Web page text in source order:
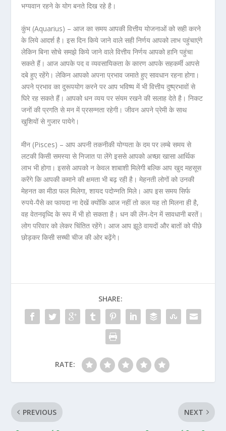
भग्यवान रहने के योग बनते दिख रहे है।
कुंभ (Aquarius) – आज का समय आपकी वित्तीय योजनाओं को सही करने
के लिये आदर्श है। इस दिन किये जाने वाले सही निर्णय आपको लाभ पहुंचाएंगे
लेकिन बिना सोचे समझे किये जाने वाले वित्तीय निर्णय आपको हानि पहुंचा
सकते हैं। आज आपके पद व व्यवसायिकता के कारण आपके सहकर्मी आपसे
दबे हुए रहेंगे। लेकिन आपको अपना प्रभाव जमाते हुए सावधान रहना होगा।
अपने प्रभाव का दुरूपयोग करने पर आप भविष्य में भी वित्तीय दुष्प्रभावों से
घिरे रह सकते हैं। आपको धन व्यय पर संयम रखने की सलाह देते है। निकट
जनों की प्रगति से मन में प्रसन्नता रहेगी। जीवन अपने प्रेमी के साथ
खुशियों से गुजार पायेगे।
मीन (Pisces) – आप अपनी तकनीकी योग्यता के दम पर लम्बे समय से
लटकी किसी समस्या से निजात पा लेंगे इससे आपको अच्छा खासा आर्थिक
लाभ भी होगा। इससे आपको न केवल शाबाशी मिलेगी बल्कि आप खुद महसूस
करेंगे कि आपकी कमाने की क्षमता भी बढ़ रही है। मेहनती लोगों को उनकी
मेहनत का मीठा फल मिलेगा, शायद पदोन्नति मिले। आप इस समय सिर्फ
रुपये-पैसे का फायदा ना देखें क्योंकि आज नहीं तो कल यह तो मिलना ही है,
वह वेतनवृध्दि के रूप में भी हो सकता है। धन की लेंन-देन में सावधानी बरतें।
लोग परिवार को लेकर चिंतित रहेंगे। आज आप झूठे वायदों और बातों को पीछे
छोड़कर किसी सच्ची चीज की ओर बढ़ेंगे।
SHARE:
RATE:
PREVIOUS NEXT